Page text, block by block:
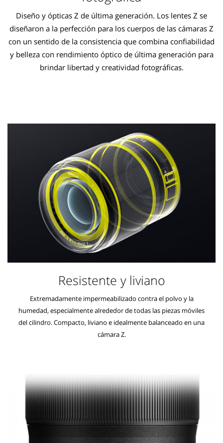
Diseño y ópticas Z de última generación. Los lentes Z se
diseñaron a la perfección para los cuerpos de las cámaras Z
con un sentido de la consistencia que combina confiabilidad
y belleza con rendimiento óptico de última generación para
brindar libertad y creatividad fotográficas.
Resistente y liviano
Extremadamente impermeabilizado contra el polvo y la
humedad, especialmente alrededor de todas las piezas móviles
del cilindro. Compacto, liviano e idealmente balanceado en una
cámara Z.